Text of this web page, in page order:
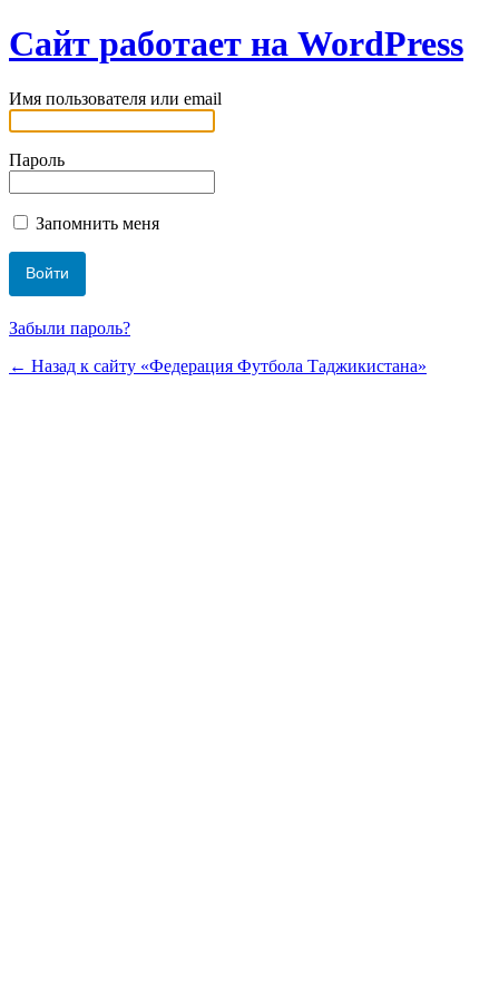
Сайт работает на WordPress
Имя пользователя или email
Пароль
Запомнить меня
Забыли пароль?
← Назад к сайту «Федерация Футбола Таджикистана»